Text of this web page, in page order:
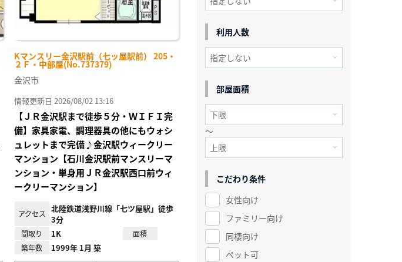
Kマンスリー金沢駅前（七ッ屋駅前） 205・
２Ｆ・中部屋(No.737379)
金沢市
情報更新日 2026/08/02 13:16
【ＪＲ金沢駅まで徒歩５分・ＷＩＦＩ完
備】家具家電、調理器具の他にもウォシ
ュレットまで完備♪金沢駅ウィークリー
マンション【石川金沢駅前マンスリーマ
ンション・単身用ＪＲ金沢駅西口前ウィ
ークリーマンション】
アクセス
北陸鉄道浅野川線「七ツ屋駅」徒歩
3分
間取り 1K
面積
築年数
1999年 1月 築
利用人数
部屋面積
～
こだわり条件
女性向け
ファミリー向け
同棲向け
ペット可